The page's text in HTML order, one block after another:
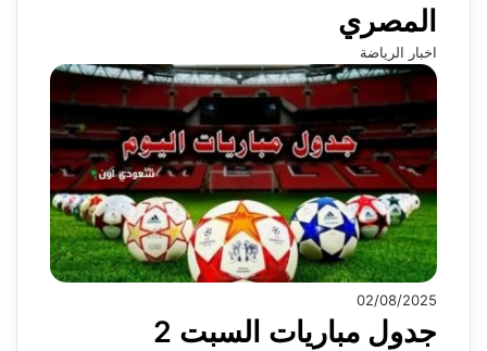
المصري
اخبار الرياضة
02/08/2025
جدول مباريات السبت 2